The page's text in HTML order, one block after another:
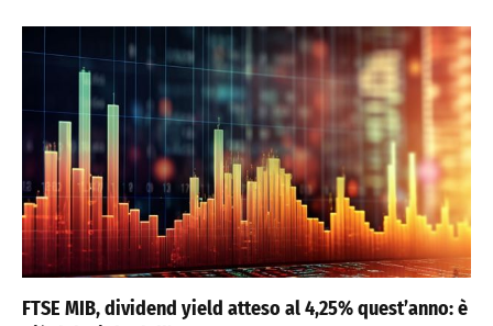
FTSE MIB, dividend yield atteso al 4,25% quest’anno: è